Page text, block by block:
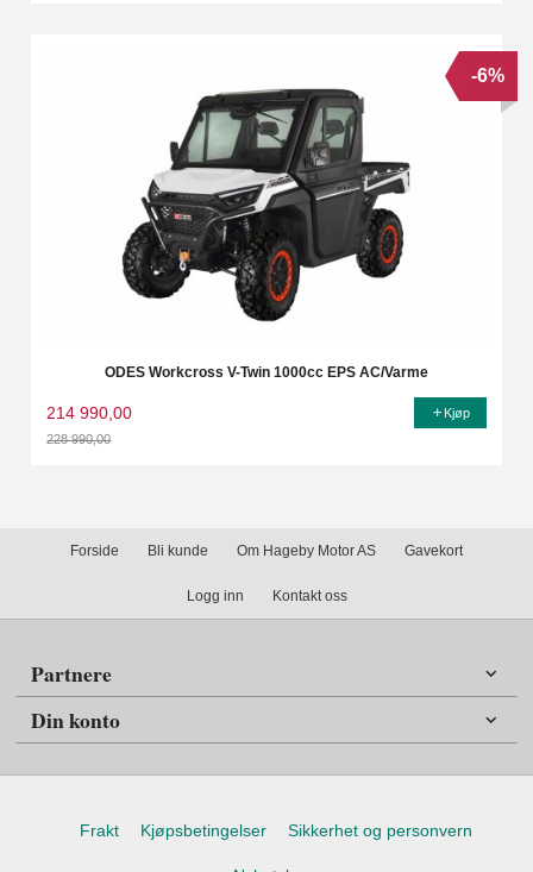
ODES Workcross V-Twin 1000cc EPS AC/Varme
214 990,00
228 990,00
-6%
Kjøp
Forside Bli kunde Om Hageby Motor AS Gavekort
Logg inn Kontakt oss
Partnere
Din konto
Frakt Kjøpsbetingelser Sikkerhet og personvern